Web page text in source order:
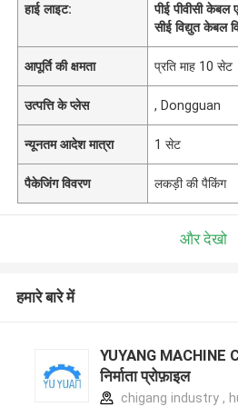
हाई लाइट:
पीई पीवीसी
सीई विद्युत केबल
आपूर्ति की क्षमता प्रति माह 10 सेट
उत्पत्ति के प्लेस , Dongguan
न्यूनतम आदेश मात्रा 1 सेट
पैकेजिंग विवरण लकड़ी की पैकिंग
और देखो
हमारे बारे में
YUYANG MACHINE
निर्माता प्रोफ़ाइल
chigang industry ,